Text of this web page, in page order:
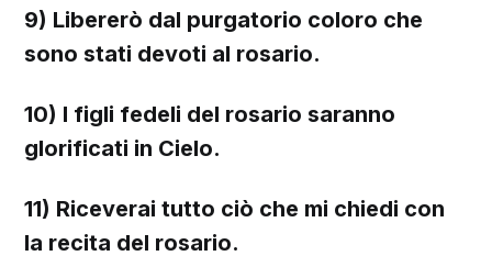
9) Libererò dal purgatorio coloro che
sono stati devoti al rosario.
10) I figli fedeli del rosario saranno
glorificati in Cielo.
11) Riceverai tutto ciò che mi chiedi con
la recita del rosario.